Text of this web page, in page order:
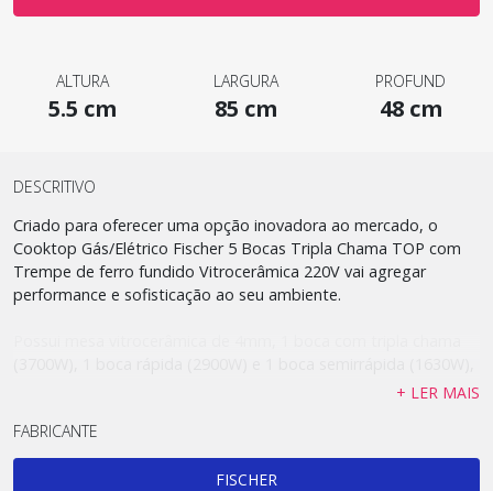
ALTURA
5.5 cm
LARGURA
85 cm
PROFUND
48 cm
DESCRITIVO
Criado para oferecer uma opção inovadora ao mercado, o
Cooktop Gás/Elétrico Fischer 5 Bocas Tripla Chama TOP com
Trempe de ferro fundido Vitrocerâmica 220V vai agregar
performance e sofisticação ao seu ambiente.
todos com trempes individuais em ferro fundido, contando
Apresenta um sistema de leds, que indicam temperaturas
iguais ou acima de 50ºC na mesa, garantindo maior segurança.
+ LER MAIS
FABRICANTE
FISCHER